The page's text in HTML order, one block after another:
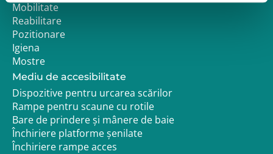
Mobilitate
Reabilitare
Pozitionare
Igiena
Mostre
Mediu de accesibilitate
Dispozitive pentru urcarea scărilor
Rampe pentru scaune cu rotile
Bare de prindere și mânere de baie
Închiriere platforme șenilate
Închiriere rampe acces